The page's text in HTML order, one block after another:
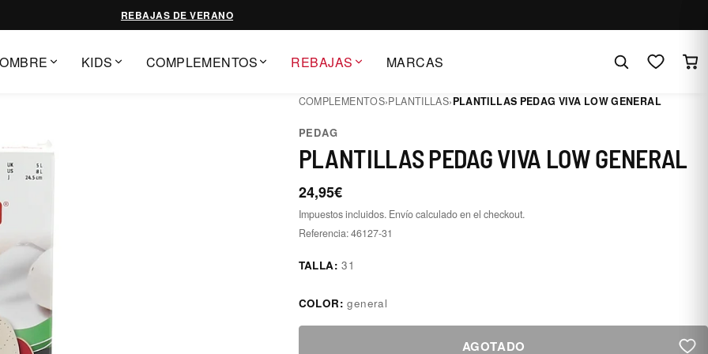
REBAJAS DE VERANO
KIDS COMPLEMENTOS REBAJAS MARCAS
COMPLEMENTOS›PLANTILLAS›PLANTILLAS PEDAG VIVA LOW GENERAL
PEDAG
PLANTILLAS PEDAG VIVA LOW GENERAL
24,95€
Impuestos incluidos. Envío calculado en el checkout.
Referencia:46127-31
TALLA:31
COLOR:general
AGOTADO